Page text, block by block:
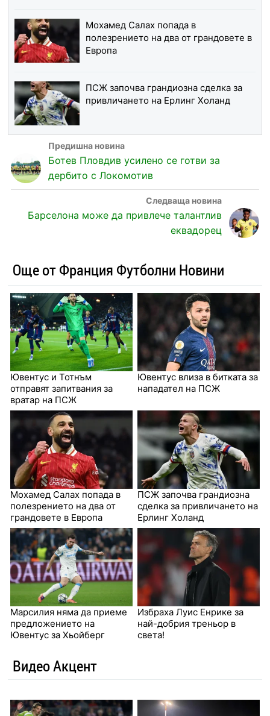
Мохамед Салах попада в
полезрението на два от грандовете в
Европа
ПСЖ започва грандиозна сделка за
привличането на Ерлинг Холанд
Ботев Пловдив усилено се готви за
дербито с Локомотив
Барселона може да привлече талантлив
еквадорец
Още от Франция Футболни Новини
Ювентус и Тотнъм
отправят запитвания за
вратар на ПСЖ
Ювентус влиза в битката за
нападател на ПСЖ
Мохамед Салах попада в
полезрението на два от
грандовете в Европа
ПСЖ започва грандиозна
сделка за привличането на
Ерлинг Холанд
Марсилия няма да приеме
предложението на
Ювентyс за Хьойберг
Избраха Луис Енрике за
най-добрия треньор в
света!
Видео Акцент